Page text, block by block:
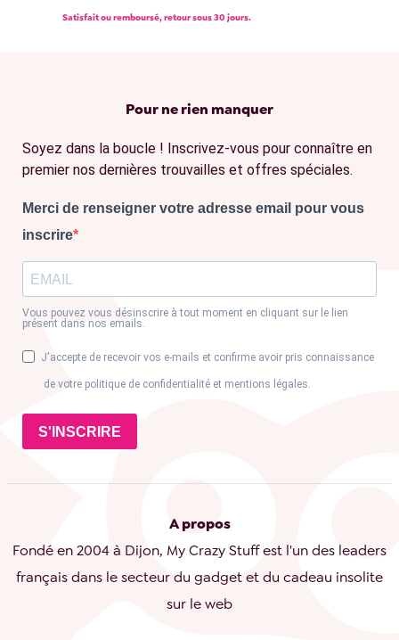
Satisfait ou remboursé, retour sous 30 jours.
Pour ne rien manquer
Soyez dans la boucle ! Inscrivez-vous pour connaître en
premier nos dernières trouvailles et offres spéciales.
Merci de renseigner votre adresse email pour vous
inscrire
Vous pouvez vous désinscrire à tout moment en cliquant sur le lien
présent dans nos emails.
J'accepte de recevoir vos e-mails et confirme avoir pris connaissance
de votre politique de confidentialité et mentions légales.
S'INSCRIRE
A propos
Fondé en 2004 à Dijon, My Crazy Stuff est l'un des leaders
français dans le secteur du gadget et du cadeau insolite
sur le web